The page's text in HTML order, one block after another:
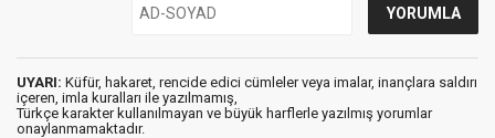
UYARI: Küfür, hakaret, rencide edici cümleler veya imalar, inançlara saldırı
içeren, imla kuralları ile yazılmamış,
Türkçe karakter kullanılmayan ve büyük harflerle yazılmış yorumlar
onaylanmamaktadır.